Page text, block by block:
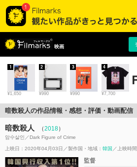
映画
¥1,650
1
¥990
2
¥990
3
¥7,700
4
暗数殺人の作品情報・感想・評価・動画配信
暗数殺人 （2018）
암수살인／Dark Figure of Crime
上映日：2020年04月03日 製作国・地域： 韓国 上映時
監督